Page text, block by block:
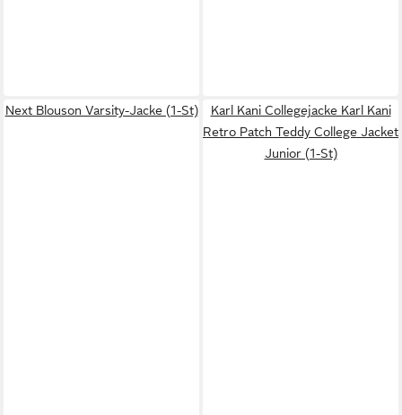
Next Blouson Varsity-Jacke (1-St)
Karl Kani Collegejacke Karl Kani
Retro Patch Teddy College Jacket
Junior (1-St)